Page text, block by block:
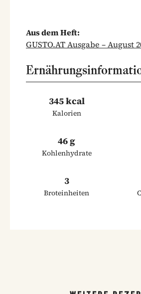
Aus dem Heft:
GUSTO.AT Ausgabe – August
345 kcal
Kalorien
46 g
Kohlenhydrate
3
Broteinheiten